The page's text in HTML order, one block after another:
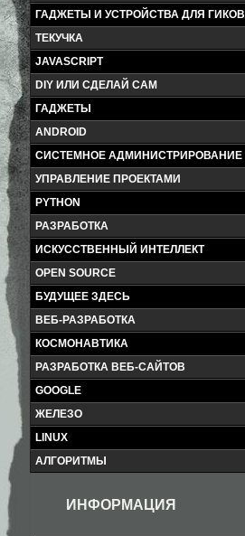
ГАДЖЕТЫ И УСТРОЙСТВА ДЛЯ ГИКОВ
ТЕКУЧКА
JAVASCRIPT
DIY ИЛИ СДЕЛАЙ САМ
ГАДЖЕТЫ
ANDROID
СИСТЕМНОЕ АДМИНИСТРИРОВАНИЕ
УПРАВЛЕНИЕ ПРОЕКТАМИ
PYTHON
РАЗРАБОТКА
ИСКУССТВЕННЫЙ ИНТЕЛЛЕКТ
OPEN SOURCE
БУДУЩЕЕ ЗДЕСЬ
ВЕБ-РАЗРАБОТКА
КОСМОНАВТИКА
РАЗРАБОТКА ВЕБ-САЙТОВ
GOOGLE
ЖЕЛЕЗО
LINUX
АЛГОРИТМЫ
ИНФОРМАЦИЯ